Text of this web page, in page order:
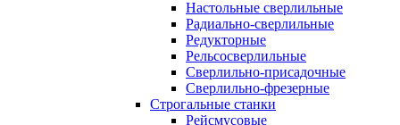
Настольные сверлильные
Радиально-сверлильные
Редукторные
Рельсосверлильные
Сверлильно-присадочные
Сверлильно-фрезерные
Строгальные станки
Рейсмусовые